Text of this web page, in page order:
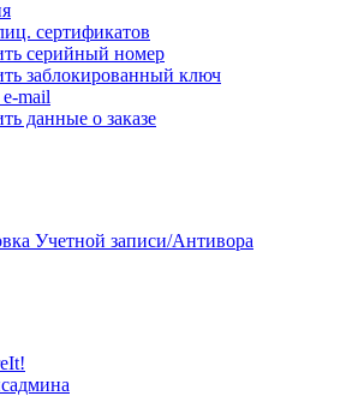
сертификатов
серийный номер
заблокированный ключ
e-mail
данные о заказе
Учетной записи/Антивора